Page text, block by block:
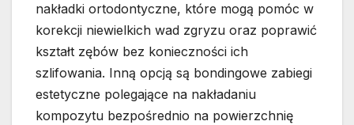
nakładki ortodontyczne, które mogą pomóc w
korekcji niewielkich wad zgryzu oraz poprawić
kształt zębów bez konieczności ich
szlifowania. Inną opcją są bondingowe zabiegi
estetyczne polegające na nakładaniu
kompozytu bezpośrednio na powierzchnię